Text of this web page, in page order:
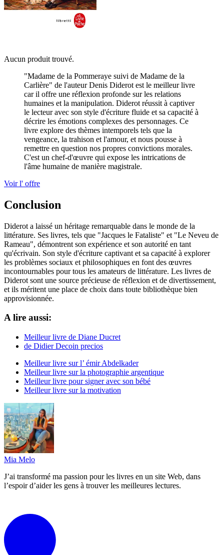
Aucun produit trouvé.
"Madame de la Pommeraye suivi de Madame de la
Carlière" de l'auteur Denis Diderot est le meilleur livre
car il offre une réflexion profonde sur les relations
humaines et la manipulation. Diderot réussit à captiver
le lecteur avec son style d'écriture fluide et sa capacité à
décrire les émotions complexes des personnages. Ce
livre explore des thèmes intemporels tels que la
vengeance, la trahison et l'amour, et nous pousse à
remettre en question nos propres convictions morales.
C'est un chef-d'œuvre qui expose les intrications de
l'âme humaine de manière magistrale.
Voir l' offre
Conclusion
Diderot a laissé un héritage remarquable dans le monde de la
littérature. Ses livres, tels que "Jacques le Fataliste" et "Le Neveu de
Rameau", démontrent son expérience et son autorité en tant
qu'écrivain. Son style d'écriture captivant et sa capacité à explorer
les problèmes sociaux et philosophiques en font des œuvres
incontournables pour tous les amateurs de littérature. Les livres de
Diderot sont une source précieuse de réflexion et de divertissement,
et ils méritent une place de choix dans toute bibliothèque bien
approvisionnée.
A lire aussi:
Meilleur livre de Diane Ducret
de Didier Decoin precios
Meilleur livre sur l’ émir Abdelkader
Meilleur livre sur la photographie argentique
Meilleur livre pour signer avec son bébé
Meilleur livre sur la motivation
Mia Melo
J’ai transformé ma passion pour les livres en un site Web, dans
l’espoir d’aider les gens à trouver les meilleures lectures.